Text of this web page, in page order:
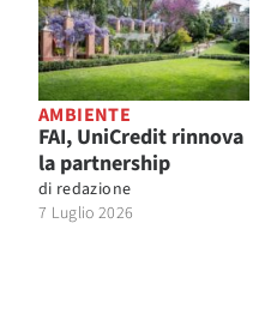
AMBIENTE
FAI, UniCredit rinnova
la partnership
di redazione
7 Luglio 2026